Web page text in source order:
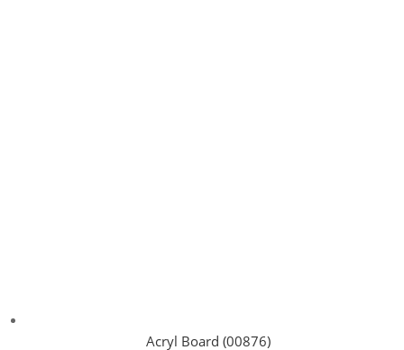
Acryl Board (00876)